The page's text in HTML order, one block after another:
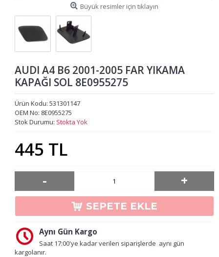
Büyük resimler için tıklayın
AUDI A4 B6 2001-2005 FAR YIKAMA
KAPAĞI SOL 8E0955275
Ürün Kodu: 531301147
OEM No: 8E0955275
Stok Durumu: Stokta Yok
445 TL
- +
SEPETE EKLE
Aynı Gün Kargo
Saat 17:00'ye kadar verilen siparişlerde aynı gün
kargolanır.